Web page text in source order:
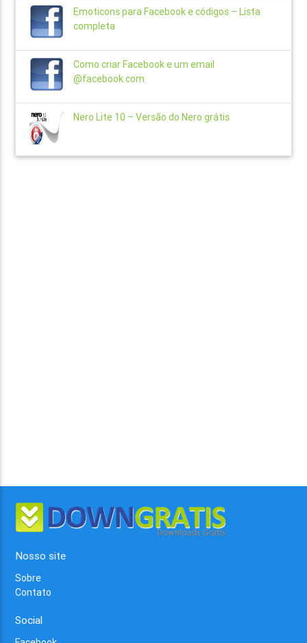
Emoticons para Facebook e códigos – Lista
completa
Como criar Facebook e um email
@facebook.com
Nero Lite 10 – Versão do Nero grátis
Nosso site
Sobre
Contato
Social